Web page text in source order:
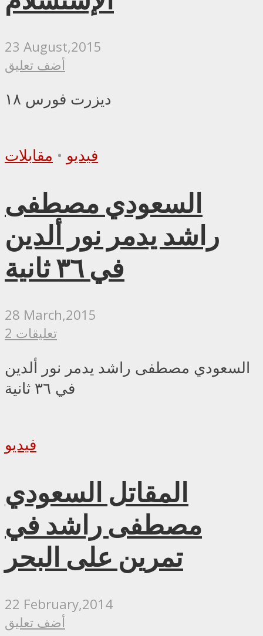
23 August,2015
أضف تعليق
ديزرت فورس ١٨
فيديو • مقابلات
السعودي مصطفى
راشد يدمر نور ألدين
في ٣٦ ثانية
28 March,2015
2 تعليقات
السعودي مصطفى راشد يدمر نور ألدين
في ٣٦ ثانية
فيديو
المقاتل السعودي
مصطفى راشد في
تمرين على البحر
22 February,2014
أضف تعليق